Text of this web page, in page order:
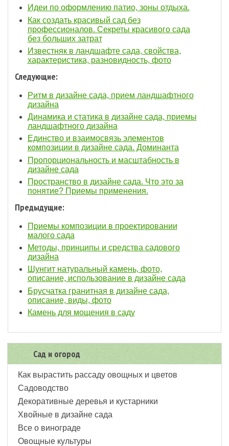
Идеи по оформлению патио, зоны отдыха.
Как создать красивый сад без
профессионалов. Секреты красивого сада
без больших затрат
Известняк в ландшафте сада, свойства,
характеристика, разновидность, фото
Следующие:
Ритм в дизайне сада, прием ландшафтного
дизайна
Динамика и статика в дизайне сада, приемы
ландшафтного дизайна
Единство и взаимосвязь элементов
композиции в дизайне сада. Доминанта
Пропорциональность и масштабность в
дизайне сада
Пространство в дизайне сада. Что это за
понятие? Приемы применения.
Предыдущие:
Приемы композиции в проектировании
малого сада
Методы, принципы и средства садового
дизайна
Шунгит натуральный камень, фото,
описание, использование в дизайне сада
Брусчатка гранитная в дизайне сада,
описание, виды, фото
Камень для мощения в саду
Сад и огород
Как вырастить рассаду овощных и цветов
Садоводство
Декоративные деревья и кустарники
Хвойные в дизайне сада
Все о винограде
Овощные культуры